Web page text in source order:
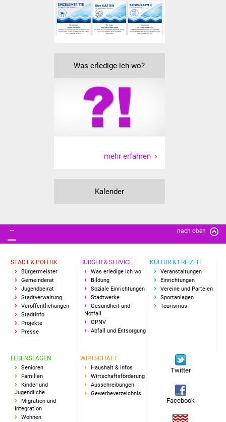
Sommerwochen für
Ältere
Pflegeheim
Familien
Familientreff
Bauen in Süßen
Wohnimmobilien +
Haushalt & Infos
Wirtschaftsförderung
Was erledige ich wo?
mehr erfahren
Kalender
nach oben
STADT & POLITIK
Bürgermeister
Gemeinderat
Jugendbeirat
Stadtverwaltung
Veröffentlichungen
Stadtinfo
Projekte
Presse
BÜRGER & SERVICE
Was erledige ich wo
Bildung
Soziale Einrichtungen
Stadtwerke
Gesundheit und
Notfall
ÖPNV
Abfall und Entsorgung
KULTUR & FREIZEIT
Veranstaltungen
Einrichtungen
Vereine und Parteien
Sportanlagen
Tourismus
LEBENSLAGEN
Senioren
Familien
Kinder und
Jugendliche
Migration und
Integration
Wohnen
WIRTSCHAFT
Haushalt & Infos
Wirtschaftsförderung
Ausschreibungen
Gewerbeverzeichnis
Twitter
Facebook